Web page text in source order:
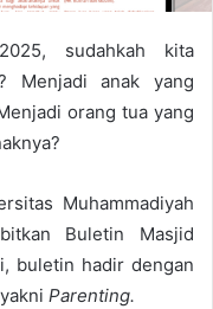
sudahkah kita
Menjadi anak yang
orang tua yang
Muhammadiyah
Buletin Masjid
buletin hadir dengan
Parenting.